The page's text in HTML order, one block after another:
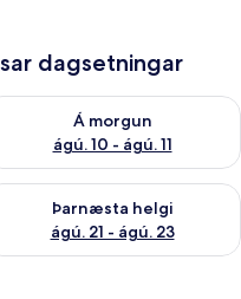
dagsetningar
10
Á morgun
ágú. 10 - ágú. 11
framboð á morgun
- ágú. 16
Þarnæsta helgi
ágú. 21 - ágú. 23
framboð þarnæstu